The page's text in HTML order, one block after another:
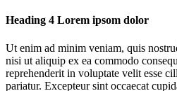
Heading 4 Lorem ipsom dolor
Ut enim ad minim veniam, quis
nisi ut aliquip ex ea commodo
reprehenderit in voluptate velit esse
pariatur. Excepteur sint occaecat